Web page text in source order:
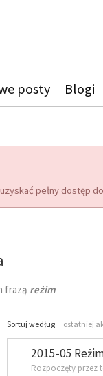
posty Blogi
pełny dostęp
frazą reżim
Sortuj według ostatniej
2015-05
Rozpoczęty przez